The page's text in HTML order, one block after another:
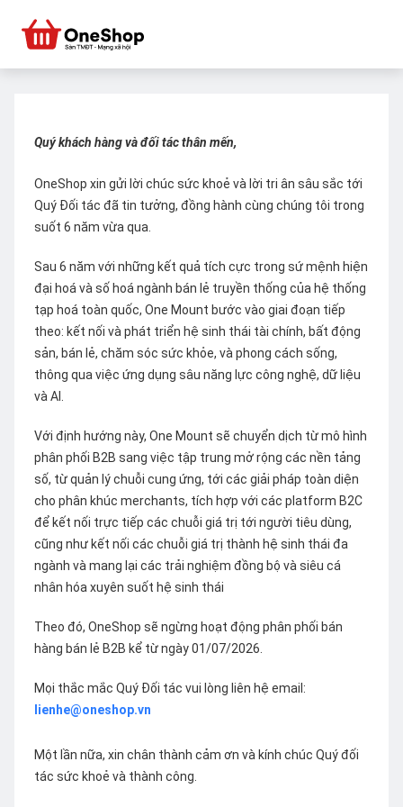
Quý khách hàng và đối tác thân mến,
OneShop xin gửi lời chúc sức khoẻ và lời tri ân sâu sắc tới
Quý Đối tác đã tin tưởng, đồng hành cùng chúng tôi trong
suốt 6 năm vừa qua.
Sau 6 năm với những kết quả tích cực trong sứ mệnh hiện
đại hoá và số hoá ngành bán lẻ truyền thống của hệ thống
tạp hoá toàn quốc, One Mount bước vào giai đoạn tiếp
theo: kết nối và phát triển hệ sinh thái tài chính, bất động
sản, bán lẻ, chăm sóc sức khỏe, và phong cách sống,
thông qua việc ứng dụng sâu năng lực công nghệ, dữ liệu
và AI.
Với định hướng này, One Mount sẽ chuyển dịch từ mô hình
phân phối B2B sang việc tập trung mở rộng các nền tảng
số, từ quản lý chuỗi cung ứng, tới các giải pháp toàn diện
cho phân khúc merchants, tích hợp với các platform B2C
để kết nối trực tiếp các chuỗi giá trị tới người tiêu dùng,
cũng như kết nối các chuỗi giá trị thành hệ sinh thái đa
ngành và mang lại các trải nghiệm đồng bộ và siêu cá
nhân hóa xuyên suốt hệ sinh thái
Theo đó, OneShop sẽ ngừng hoạt động phân phối bán
hàng bán lẻ B2B kể từ ngày 01/07/2026.
Mọi thắc mắc Quý Đối tác vui lòng liên hệ email:
lienhe@oneshop.vn
Một lần nữa, xin chân thành cảm ơn và kính chúc Quý đối
tác sức khoẻ và thành công.